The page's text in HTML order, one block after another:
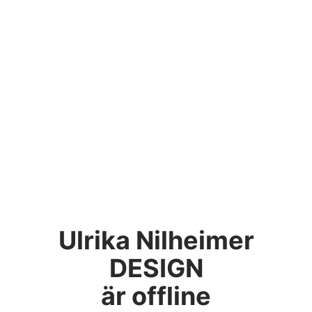
Ulrika Nilheimer
DESIGN
är offline